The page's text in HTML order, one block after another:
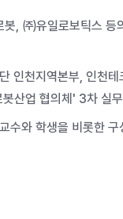
, ㈜유일로보틱스 등
인천지역본부, 인천
산업 협의체' 3차 실
와 학생을 비롯한